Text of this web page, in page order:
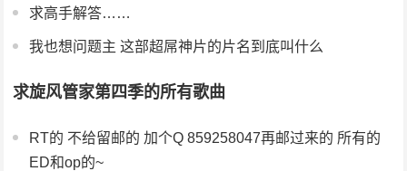
求高手解答……
我也想问题主 这部超屌神片的片名到底叫什么
求旋风管家第四季的所有歌曲
RT的 不给留邮的 加个Q 859258047再邮过来的 所有的
ED和op的~